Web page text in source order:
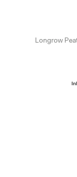
Longrow